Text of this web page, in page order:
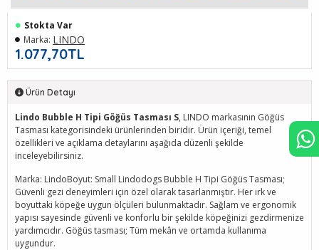
1.077,70TL
Stokta Var
Marka: LINDO
Ürün Detayı
Lindo Bubble H Tipi Göğüs Tasması S, LINDO markasının Göğüs
Tasması kategorisindeki ürünlerinden biridir. Ürün içeriği, temel
özellikleri ve açıklama detaylarını aşağıda düzenli şekilde
inceleyebilirsiniz.
Marka: LindoBoyut: Small Lindodogs Bubble H Tipi Göğüs Tasması;
Güvenli gezi deneyimleri için özel olarak tasarlanmıştır. Her ırk ve
boyuttaki köpeğe uygun ölçüleri bulunmaktadır. Sağlam ve ergonomik
yapısı sayesinde güvenli ve konforlu bir şekilde köpeğinizi gezdirmenize
yardımcıdır. Göğüs tasması; Tüm mekân ve ortamda kullanıma
uygundur.